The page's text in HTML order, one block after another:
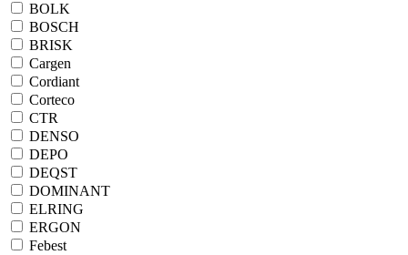
BOLK
BOSCH
BRISK
Cargen
Cordiant
Corteco
CTR
DENSO
DEPO
DEQST
DOMINANT
ELRING
ERGON
Febest